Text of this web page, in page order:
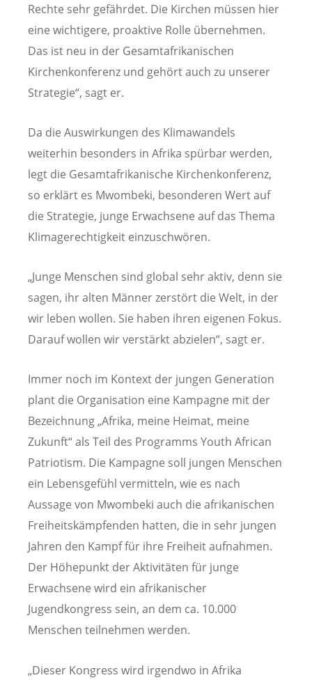
Rechte sehr gefährdet. Die Kirchen müssen hier
eine wichtigere, proaktive Rolle übernehmen.
Das ist neu in der Gesamtafrikanischen
Kirchenkonferenz und gehört auch zu unserer
Strategie“, sagt er.
Da die Auswirkungen des Klimawandels
weiterhin besonders in Afrika spürbar werden,
legt die Gesamtafrikanische Kirchenkonferenz,
so erklärt es Mwombeki, besonderen Wert auf
die Strategie, junge Erwachsene auf das Thema
Klimagerechtigkeit einzuschwören.
„Junge Menschen sind global sehr aktiv, denn sie
sagen, ihr alten Männer zerstört die Welt, in der
wir leben wollen. Sie haben ihren eigenen Fokus.
Darauf wollen wir verstärkt abzielen“, sagt er.
Immer noch im Kontext der jungen Generation
plant die Organisation eine Kampagne mit der
Bezeichnung „Afrika, meine Heimat, meine
Zukunft“ als Teil des Programms Youth African
Patriotism. Die Kampagne soll jungen Menschen
ein Lebensgefühl vermitteln, wie es nach
Aussage von Mwombeki auch die afrikanischen
Freiheitskämpfenden hatten, die in sehr jungen
Jahren den Kampf für ihre Freiheit aufnahmen.
Der Höhepunkt der Aktivitäten für junge
Erwachsene wird ein afrikanischer
Jugendkongress sein, an dem ca. 10.000
Menschen teilnehmen werden.
„Dieser Kongress wird irgendwo in Afrika